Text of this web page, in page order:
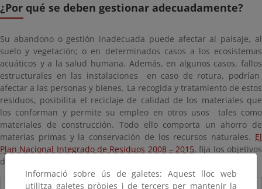
¿Por qué se deben gestionar adecuadamente?
Su abandono o gestión inadecuada puede afectar al paisaje, al
suelo y vegetación; o en determinados casos a los ecosistemas
acuáticos y a la salud humana. Además, en algunos casos, fallos
estructurales en las instalaciones en caso de rotura, podrían
afectar a las personas y bienes. La recogida y tratamiento de estos
residuos, posibilita el reciclaje de calidad de los materiales que
los conforman y permite su empleo en otros usos tales como
materiales de construcción. Todo ello comporta un ahorro de
materias primas y la conservación de los recursos naturales. El
Plan Nacional Integrado de Residuos 2008 – 2015, fija los objetivos
de valorización y reciclaje.
Informació sobre ús de galetes: Aquest lloc web
utilitza galetes pròpies i de tercers per mantenir la